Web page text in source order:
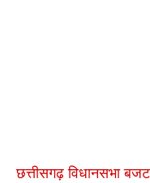
छत्तीसगढ़ विधानसभा